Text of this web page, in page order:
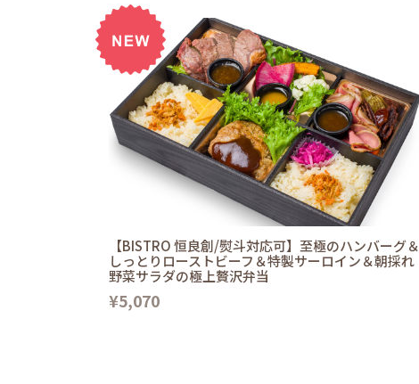
【BISTRO 恒良創/熨斗対応可】至極のハンバーグ＆
しっとりローストビーフ＆特製サーロイン＆朝採れ
野菜サラダの極上贅沢弁当
¥5,070